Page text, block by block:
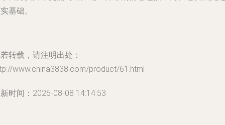
基础。
转载，请注明出处：
www.china3838.com/product/61.html
时间：2026-08-08 14:14:53